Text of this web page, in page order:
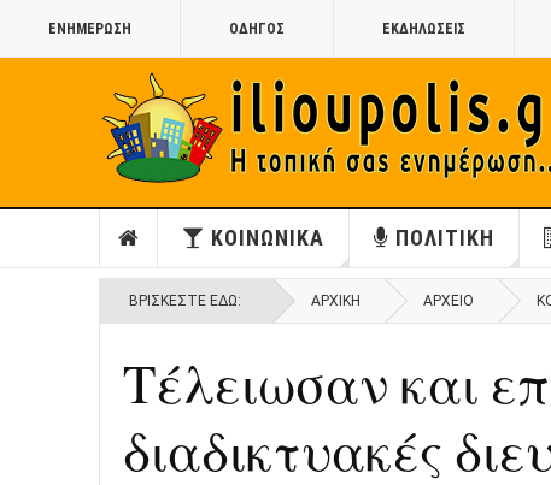
ΕΝΗΜΕΡΩΣΗ ΟΔΗΓΟΣ ΕΚΔΗΛΩΣΕΙΣ
ΚΟΙΝΩΝΙΚΑ ΠΟΛΙΤΙΚΗ
ΒΡΊΣΚΕΣΤΕ ΕΔΏ: ΑΡΧΙΚΉ ΑΡΧΕΙΟ
Τέλειωσαν και
διαδικτυακές